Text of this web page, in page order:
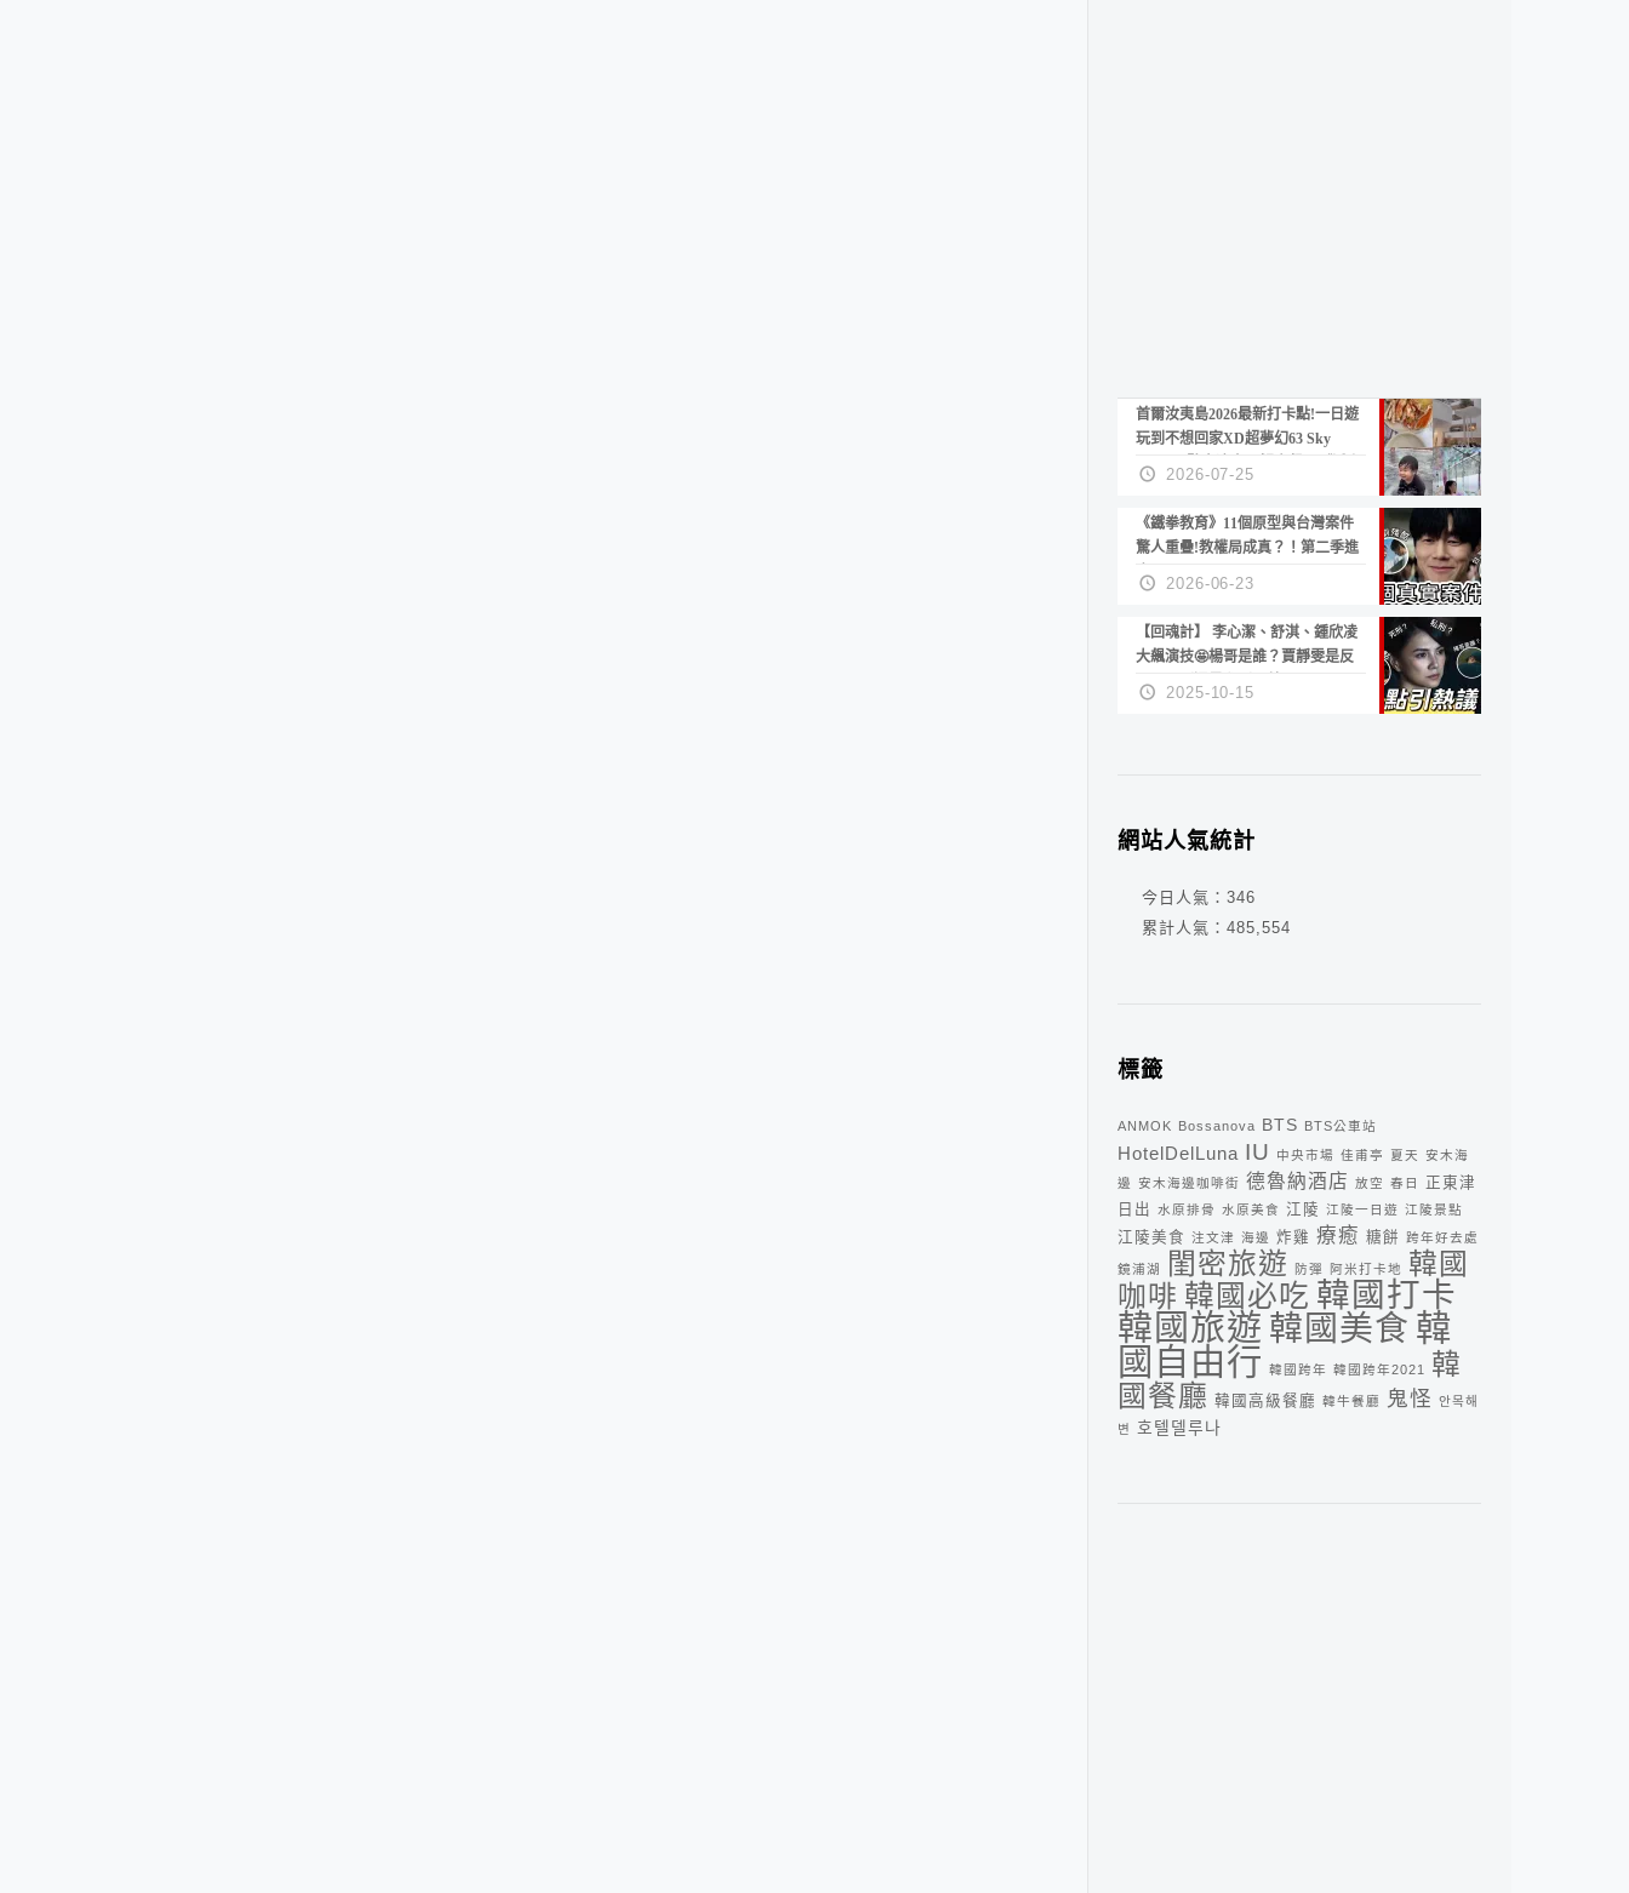
首爾汝夷島2026最新打卡點!一日遊
玩到不想回家XD超夢幻63 Sky
Picnic、鷺良津帝王蟹大餐、《淚之
女王》拍攝地、漢江公園免費玩水
2026-07-25
《鐵拳教育》11個原型與台灣案件
驚人重疊!教權局成真？！第二季進
度？😍
2026-06-23
【回魂計】 李心潔、舒淇、鍾欣凌
大飆演技🤩楊哥是誰？賈靜雯是反
派？死刑還是私刑正義
2025-10-15
網站人氣統計
今日人氣： 346
累計人氣： 485,554
標籤
ANMOK Bossanova BTS BTS公車站
HotelDelLuna IU 中央市場 佳甫亭 夏天 安木海
邊 安木海邊咖啡街 德魯納酒店 放空 春日
正東津
日出 水原排骨 水原美食 江陵 江陵一日遊 江陵景點
江陵美食 注文津 海邊 炸雞 療癒 糖餅 跨年好去處
鏡浦湖 閨密旅遊 防彈 阿米打卡地
韓國
咖啡 韓國必吃 韓國打卡
韓國旅遊 韓國美食 韓
國自由行 韓國跨年 韓國跨年2021
韓
國餐廳 韓國高級餐廳 韓牛餐廳 鬼怪 안목해
변
호텔델루나